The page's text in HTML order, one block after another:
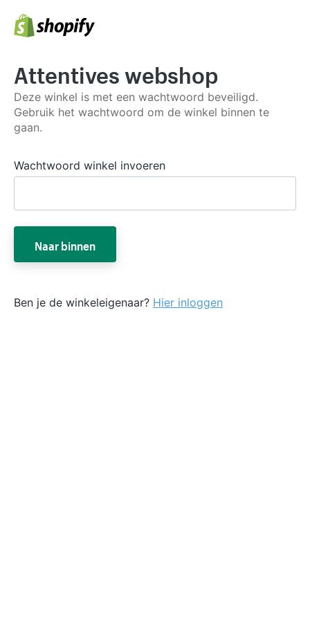
Attentives webshop
Deze winkel is met een wachtwoord beveiligd.
Gebruik het wachtwoord om de winkel binnen te
gaan.
Wachtwoord winkel invoeren
Naar binnen
Ben je de winkeleigenaar? Hier inloggen